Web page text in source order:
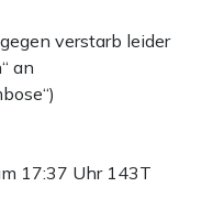
verstarb leider
an
17:37 Uhr 143T